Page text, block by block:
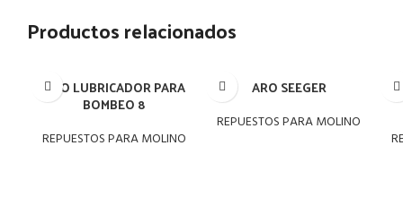
Productos relacionados
ARO LUBRICADOR PARA
BOMBEO 8
REPUESTOS PARA MOLINO
ARO SEEGER
REPUESTOS PARA MOLINO